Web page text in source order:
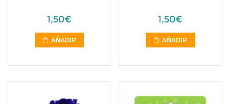
1,50€
AÑADIR
1,50€
AÑADIR